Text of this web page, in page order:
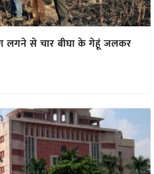
लगने से चार बीघा के गेहूं जलकर